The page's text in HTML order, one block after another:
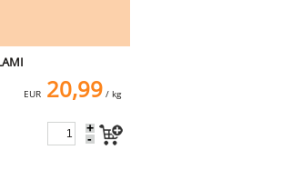
EUR 20,99/ kg
+
-